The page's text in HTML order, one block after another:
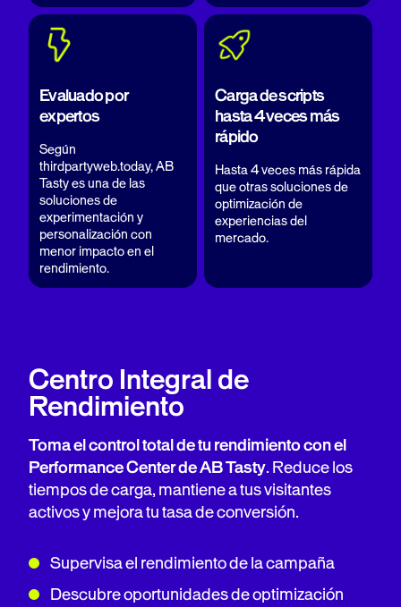
Evaluado por
expertos
Según
thirdpartyweb.today, AB
Tasty es una de las
soluciones de
experimentación y
personalización con
menor impacto en el
rendimiento.
Carga de scripts
hasta 4 veces más
rápido
Hasta 4 veces más rápida
que otras soluciones de
optimización de
experiencias del
mercado.
Centro Integral de
Rendimiento
Toma el control total de tu rendimiento con el
Performance Center de AB Tasty. Reduce los
tiempos de carga, mantiene a tus visitantes
activos y mejora tu tasa de conversión.
Supervisa el rendimiento de la campaña
Descubre oportunidades de optimización